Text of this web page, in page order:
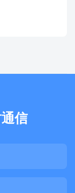
信